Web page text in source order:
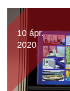
10 ápr.
2020